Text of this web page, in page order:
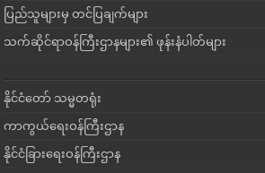
ပြည်သူများမှ တင်ပြချက်များ
သက်ဆိုင်ရာဝန်ကြီးဌာနများ၏ ဖုန်းနံပါတ်များ
နိုင်ငံတော် သမ္မတရုံး
ကာကွယ်ရေးဝန်ကြီးဌာန
နိုင်ငံခြားရေးဝန်ကြီးဌာန